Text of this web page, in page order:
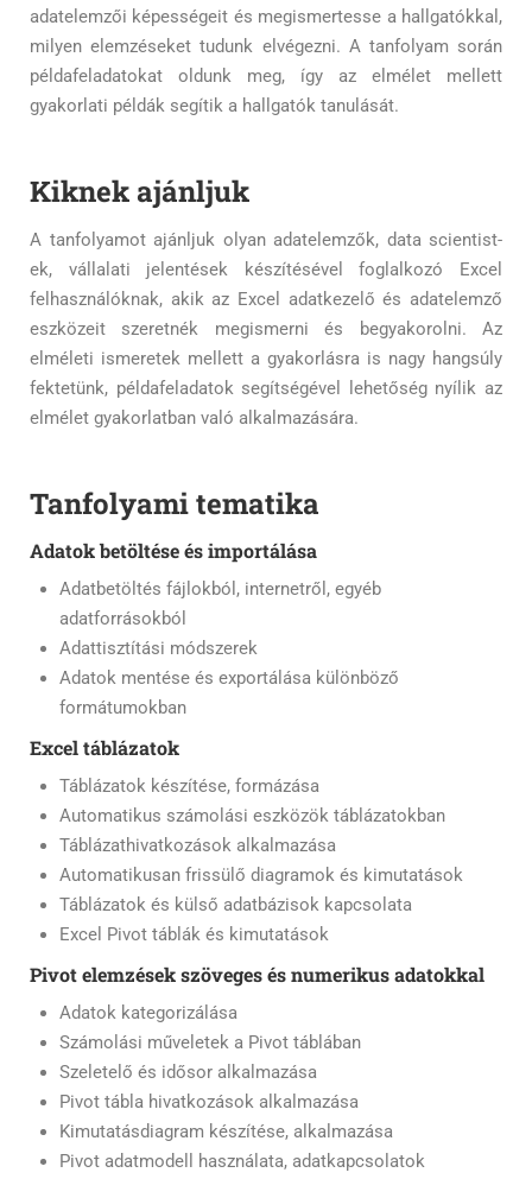
adatelemzői képességeit és megismertesse a hallgatókkal,
milyen elemzéseket tudunk elvégezni. A tanfolyam során
példafeladatokat oldunk meg, így az elmélet mellett
gyakorlati példák segítik a hallgatók tanulását.
Kiknek ajánljuk
A tanfolyamot ajánljuk olyan adatelemzők, data scientist-
ek, vállalati jelentések készítésével foglalkozó Excel
felhasználóknak, akik az Excel adatkezelő és adatelemző
eszközeit szeretnék megismerni és begyakorolni. Az
elméleti ismeretek mellett a gyakorlásra is nagy hangsúly
fektetünk, példafeladatok segítségével lehetőség nyílik az
elmélet gyakorlatban való alkalmazására.
Tanfolyami tematika
Adatok betöltése és importálása
Adatbetöltés fájlokból, internetről, egyéb
adatforrásokból
Adattisztítási módszerek
Adatok mentése és exportálása különböző
formátumokban
Excel táblázatok
Táblázatok készítése, formázása
Automatikus számolási eszközök táblázatokban
Táblázathivatkozások alkalmazása
Automatikusan frissülő diagramok és kimutatások
Táblázatok és külső adatbázisok kapcsolata
Excel Pivot táblák és kimutatások
Pivot elemzések szöveges és numerikus adatokkal
Adatok kategorizálása
Számolási műveletek a Pivot táblában
Szeletelő és idősor alkalmazása
Pivot tábla hivatkozások alkalmazása
Kimutatásdiagram készítése, alkalmazása
Pivot adatmodell használata, adatkapcsolatok